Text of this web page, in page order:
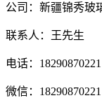
公司：新疆锦秀玻
联系人：王先生
电话：18290870221
微信：18290870221